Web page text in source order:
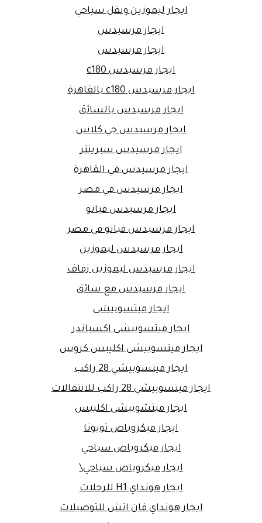
ايجار ليموزين ونقل سياحي
ايجار مرسيدس
ايجار مرسيدس
ايجار مرسيدس c180
ايجار مرسيدس c180 بالقاهرة
ايجار مرسيدس بالسائق
ايجار مرسيدس جي كلاس
ايجار مرسيدس سبرينتر
ايجار مرسيدس في القاهرة
ايجار مرسيدس في مصر
ايجار مرسيدس فيانو
ايجار مرسيدس فيانو في مصر
ايجار مرسيدس ليموزين
ايجار مرسيدس ليموزين زفاف
ايجار مرسيدس مع سائق
ايجار ميتسوبيشى
ايجار ميتسوبيشى اكسباندر
ايجار ميتسوبيشى اكليبس كروس
ايجار ميتسوبيشي 28 راكب
ايجار ميتسوبيشي 28 راكب للانتقالات
ايجار ميتشوبيشى اكليبس
ايجار ميكروباص تويوتا
ايجار ميكروباص سياحي
ايجار ميكروباص سياحي\
ايجار هونداي H1 للرحلات
ايجار هونداي فان اتش للتوصيلات